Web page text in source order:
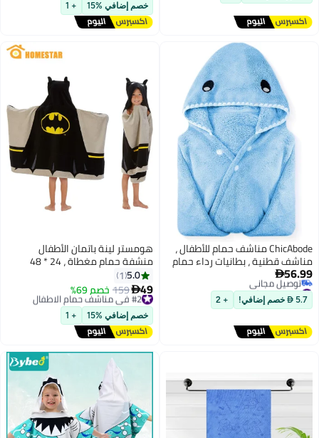
بالماء بنات الشاطئ، ملابس حمام
السباحة أغطية السباحة (1 قطعة)
تم بيع +20 مؤخرًا
#3 في مناشف حمام الاطفال
خصم إضافي %15 + 1
ChicAbode مناشف حمام للأطفال ،
مناشف قطنية ، بطانيات رداء حمام
ممتصة سوبر ناعمة ، رداء بونشو
كبيرة ، للأطفال والأولاد والبنات ،
للحوض ، وحمامات السباحة
والشواطئ
56.99
#7 في مناشف حمام الاطفال
أقل سعر في السنة
توصيل مجاني5.7  خصم إضافي! + 2
هومستر لينة باتمان الأطفال
منشفة حمام مغطاة ، 24 * 48
بوصة ، امتصاص القطن ، شاطئ
مريح ، لف حمام سباحة للفتيان
والبنات 3-7
5.0
1
49
159 خصم 69% #2 في مناشف حمام الاطفال
توصيل مجاني
#2 في مناشف حمام الاطفال
خصم إضافي %15 + 1